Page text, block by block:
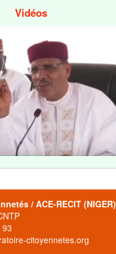
Vidéos
/ ACE-RECIT (NIGER)
citoyennetes.org